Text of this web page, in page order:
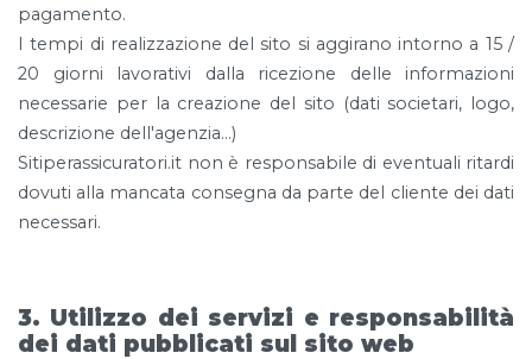
pagamento.
I tempi di realizzazione del sito si aggirano intorno a 15 /
20 giorni lavorativi dalla ricezione delle informazioni
necessarie per la creazione del sito (dati societari, logo,
descrizione dell'agenzia...)
Sitiperassicuratori.it non è responsabile di eventuali ritardi
dovuti alla mancata consegna da parte del cliente dei dati
necessari.
3. Utilizzo dei servizi e responsabilità
dei dati pubblicati sul sito web